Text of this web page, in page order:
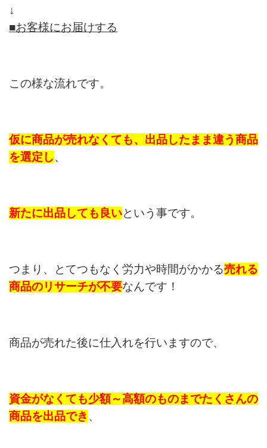
↓
■お客様にお届けする
この様な流れです。
仮に商品が売れなくても、出品したまま違う商品
を選定し、
新たに出品しても良いという事です。
つまり、とてつもなく労力や時間がかかる売れる
商品のリサーチが不要なんです！
商品が売れた後に仕入れを行いますので、
資金がなくても少額～高額のものまでたくさんの
商品を出品でき 、